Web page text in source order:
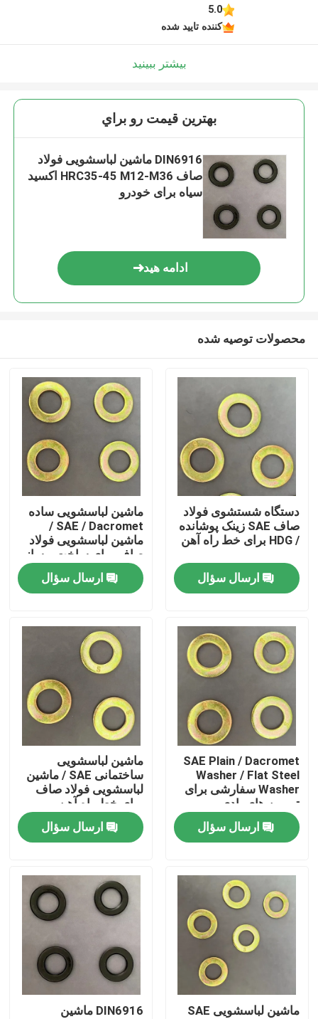
محصولات
دربارهی ما
کارخانه تور
کنترل کیفیت
درخواست نقل قول
ماشین لباسشویی فولاد صاف
ماشین لباسشویی فولادی سخت
ماشین آلات لباسشویی ساختاری فولادی
ماشین لباسشویی سنگین
5.0
کننده تایید شده
بیشتر ببینید
بهترين قيمت رو براي
DIN6916 ماشین لباسشویی فولاد
صاف HRC35-45 M12-M36 اکسید
سیاه برای خودرو
ادامه هید
محصولات توصیه شده
دستگاه شستشوی فولاد
صاف SAE زینک پوشانده
/ HDG برای خط راه آهن
ارسال سؤال
ماشین لباسشویی ساده
SAE / Dacromet /
ماشین لباسشویی فولاد
صاف برای ساخت و ساز
ارسال سؤال
SAE Plain / Dacromet
Washer / Flat Steel
Washer سفارشی برای
توربین های بادی
ارسال سؤال
ماشین لباسشویی
ساختمانی SAE / ماشین
لباسشویی فولاد صاف
برای خط راه آهن
ارسال سؤال
ماشین لباسشویی SAE
DIN6916 ماشین